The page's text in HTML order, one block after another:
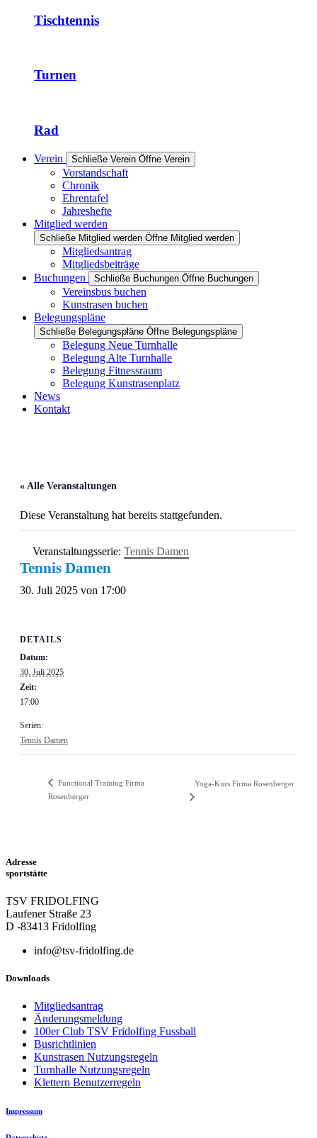
Tischtennis
Turnen
Rad
Verein Schließe Verein Öffne Verein
Vorstandschaft
Chronik
Ehrentafel
Jahreshefte
Mitglied werden
Schließe Mitglied werden Öffne Mitglied werden
Mitgliedsantrag
Mitgliedsbeiträge
Buchungen
Schließe Buchungen Öffne Buchungen
Vereinsbus buchen
Kunstrasen buchen
Belegungspläne
Schließe Belegungspläne Öffne Belegungspläne
Belegung Neue Turnhalle
Belegung Alte Turnhalle
Belegung Fitnessraum
Belegung Kunstrasenplatz
News
Kontakt
« Alle Veranstaltungen
Diese Veranstaltung hat bereits stattgefunden.
Veranstaltungsserie: Tennis Damen
Tennis Damen
30. Juli 2025 von 17:00
DETAILS
Datum:
30. Juli 2025
Zeit:
17:00
Serien:
Tennis Damen
Functional Training Firma
Rosenberger
Yoga-Kurs Firma Rosenberger
Adresse
sportstätte
TSV FRIDOLFING
Laufener Straße 23
D -83413 Fridolfing
info@tsv-fridolfing.de
Downloads
Mitgliedsantrag
Änderungsmeldung
100er Club TSV Fridolfing Fussball
Busrichtlinien
Kunstrasen Nutzungsregeln
Turnhalle Nutzungsregeln
Klettern Benutzerregeln
Impressum